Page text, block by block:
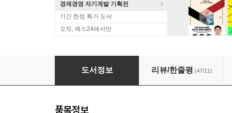
경제경영 자기계발 기획전
기간 한정 특가 도서
오직, 예스24에서만
그릿 GRIT
도서정보 리뷰/한줄평 (47/11)
품목정보